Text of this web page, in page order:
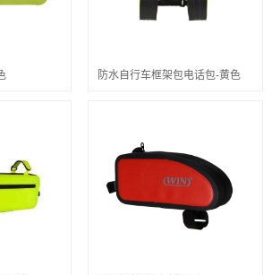
防水自行车框架包电话包-黄色